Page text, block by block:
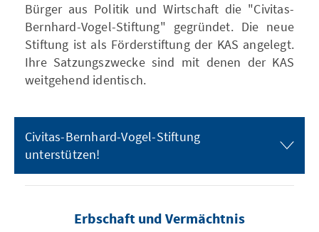
Bürger aus Politik und Wirtschaft die "Civitas-
Bernhard-Vogel-Stiftung" gegründet. Die neue
Stiftung ist als Förderstiftung der KAS angelegt.
Ihre Satzungszwecke sind mit denen der KAS
weitgehend identisch.
Civitas-Bernhard-Vogel-Stiftung
unterstützen!
Erbschaft und Vermächtnis